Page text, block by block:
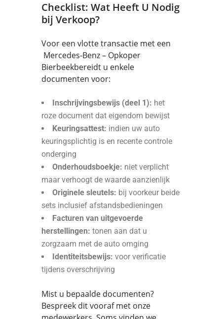
Checklist: Wat Heeft U Nodig
bij Verkoop?
Voor een vlotte transactie met een
Mercedes-Benz – Opkoper
Bierbeekbereidt u enkele
documenten voor:
Inschrijvingsbewijs (deel 1): het
roze document dat eigendom bewijst
Keuringsattest: indien uw auto
keuringsplichtig is en recente controle
onderging
Onderhoudsboekje: niet verplicht
maar verhoogt de waarde aanzienlijk
Originele sleutels: bij voorkeur beide
sets inclusief afstandsbedieningen
Facturen van uitgevoerde
herstellingen: tonen aan dat u
zorgzaam met de auto omging
Identiteitsbewijs: voor verificatie
tijdens overschrijving
Mist u bepaalde documenten?
Bespreek dit vooraf met onze